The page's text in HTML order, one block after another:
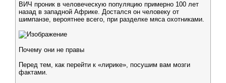
ВИЧ проник в человеческую популяцию примерно 100 лет
назад в западной Африке. Достался он человеку от
шимпанзе, вероятнее всего, при разделке мяса охотниками.
Почему они не правы
Перед тем, как перейти к «лирике», посушим вам мозги
фактами.